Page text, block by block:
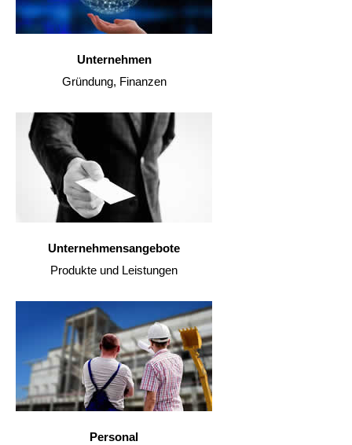
Unternehmen
Gründung, Finanzen
Unternehmensangebote
Produkte und Leistungen
Personal